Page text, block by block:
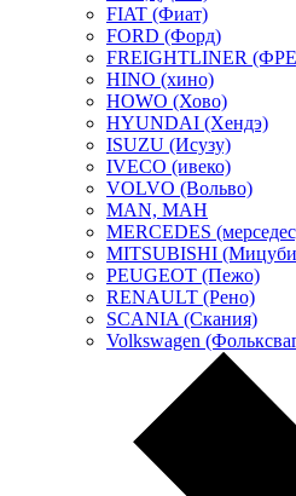
FIAT (Фиат)
FORD (Форд)
FREIGHTLINER
HINO (хино)
HOWO (Хово)
HYUNDAI (Хендэ)
ISUZU (Исузу)
IVECO (ивеко)
VOLVO (Вольво)
MAN, МАН
MERCEDES
MITSUBISHI
PEUGEOT (Пежо)
RENAULT (Рено)
SCANIA (Скания)
Volkswagen